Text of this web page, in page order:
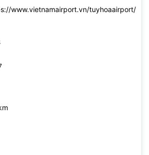
www.vietnamairport.vn/tuyhoaairport/